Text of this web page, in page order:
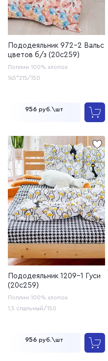
Пододеяльник 972-2 Вальс
цветов б/з (20с259)
Поплин 100% хлопок
145*215/150
956 руб.\шт
Пододеяльник 1209-1 Гуси
(20с259)
Поплин 100% хлопок
1,5 спальный/150
956 руб.\шт